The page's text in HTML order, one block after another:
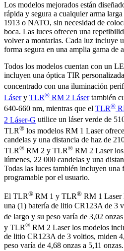
Los modelos mejorados están
rápida y segura a cualquier arma
1913 o NATO, sin necesidad de
boca. Las luces ofrecen una
volver a montarlas. Cada luz incluye
forma segura en una amplia gama de
Todos los modelos cuentan con un
incluyen una óptica TIR
concentrado con una iluminación
Lásery TLR® RM 2 Lásertambién
640-660 nm, mientras que el TLR®
2 Láser-G utilice un láser verde de
TLR® los modelos RM 1 Laser
candelas y una distancia de haz de
TLR® RM 2 y TLR® RM 2 Laser
lúmenes, 22 000 candelas y una
Todas las luces también incluyen una
programable por el usuario.
El TLR® RM 1 y TLR® RM 1 Laser
una (1) batería de litio CR123A de 3
de largo y su peso varía de 3,02
y TLR® RM 2 Laser los modelos
de litio CR123A de 3 voltios, miden
peso varía de 4,68 onzas a 5,11